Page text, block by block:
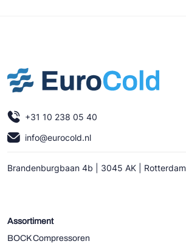
+31 10 238 05 40
info@eurocold.nl
Brandenburgbaan 4b | 3045 AK | Rotterdam
Assortiment
BOCK Compressoren